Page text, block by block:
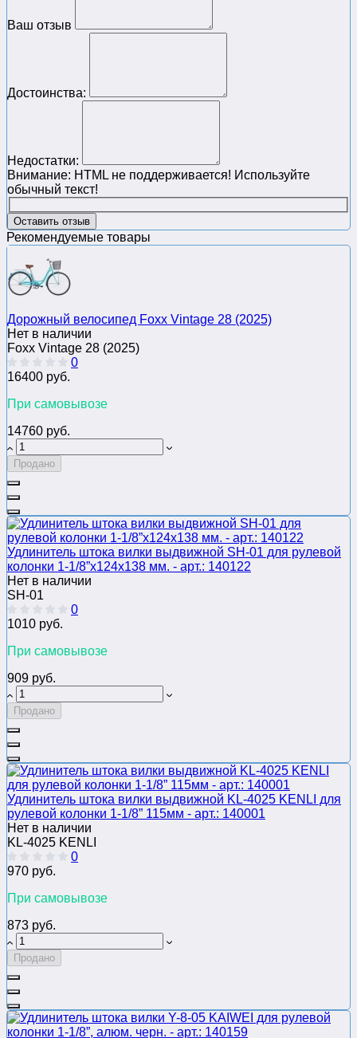
Ваш отзыв
Достоинства:
Недостатки:
Внимание: HTML не поддерживается! Используйте
обычный текст!
Оставить отзыв
Рекомендуемые товары
Дорожный велосипед Foxx Vintage 28 (2025)
Нет в наличии
Foxx Vintage 28 (2025)
0
16400 руб.
При самовывозе
14760 руб.
Продано
Удлинитель штока вилки выдвижной SH-01 для рулевой
колонки 1-1/8”x124x138 мм. - арт.: 140122
Нет в наличии
SH-01
0
1010 руб.
При самовывозе
909 руб.
Продано
Удлинитель штока вилки выдвижной KL-4025 KENLI для
рулевой колонки 1-1/8” 115мм - арт.: 140001
Нет в наличии
KL-4025 KENLI
0
970 руб.
При самовывозе
873 руб.
Продано